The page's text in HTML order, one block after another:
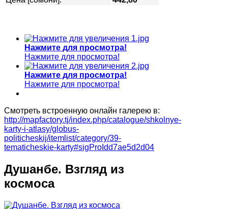
Нажмите для просмотра!
Нажмите для просмотра!
Нажмите для просмотра!
Нажмите для просмотра!
Смотреть встроенную онлайн галерею в:
http://mapfactory.tj/index.php/catalogue/shkolnye-
karty-i-atlasy/globus-
politicheskij/itemlist/category/39-
tematicheskie-karty#sigProIdd7ae5d2d04
Душанбе. Взгляд из
космоса